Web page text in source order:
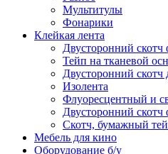
Мультитулы
Фонарики
Клейкая лента
Двусторонний
Тейп на тканевой
Двусторонний
Изолента
Флуоресцентный и
Двусторонний
Скотч, бумажный
Мебель для кино
Оборудование б/у